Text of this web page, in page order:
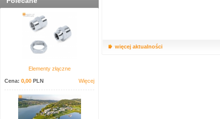
Elementy złączne
Cena: 0,00 PLN Więcej
więcej aktualności